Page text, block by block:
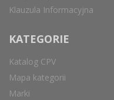
Klauzula Informacyjna
KATEGORIE
Katalog CPV
Mapa kategorii
Marki